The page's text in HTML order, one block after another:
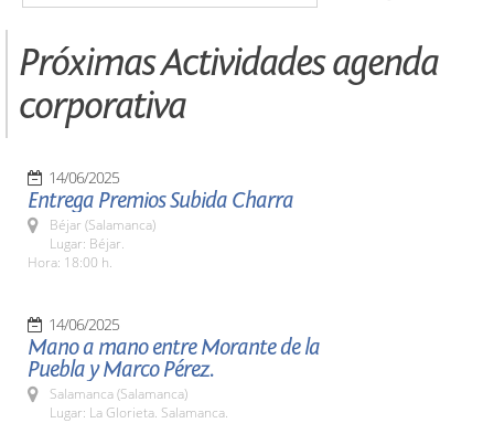
Próximas Actividades agenda
corporativa
14/06/2025
Entrega Premios Subida Charra
Béjar (Salamanca)
Lugar: Béjar.
Hora: 18:00 h.
14/06/2025
Mano a mano entre Morante de la
Puebla y Marco Pérez.
Salamanca (Salamanca)
Lugar: La Glorieta. Salamanca.